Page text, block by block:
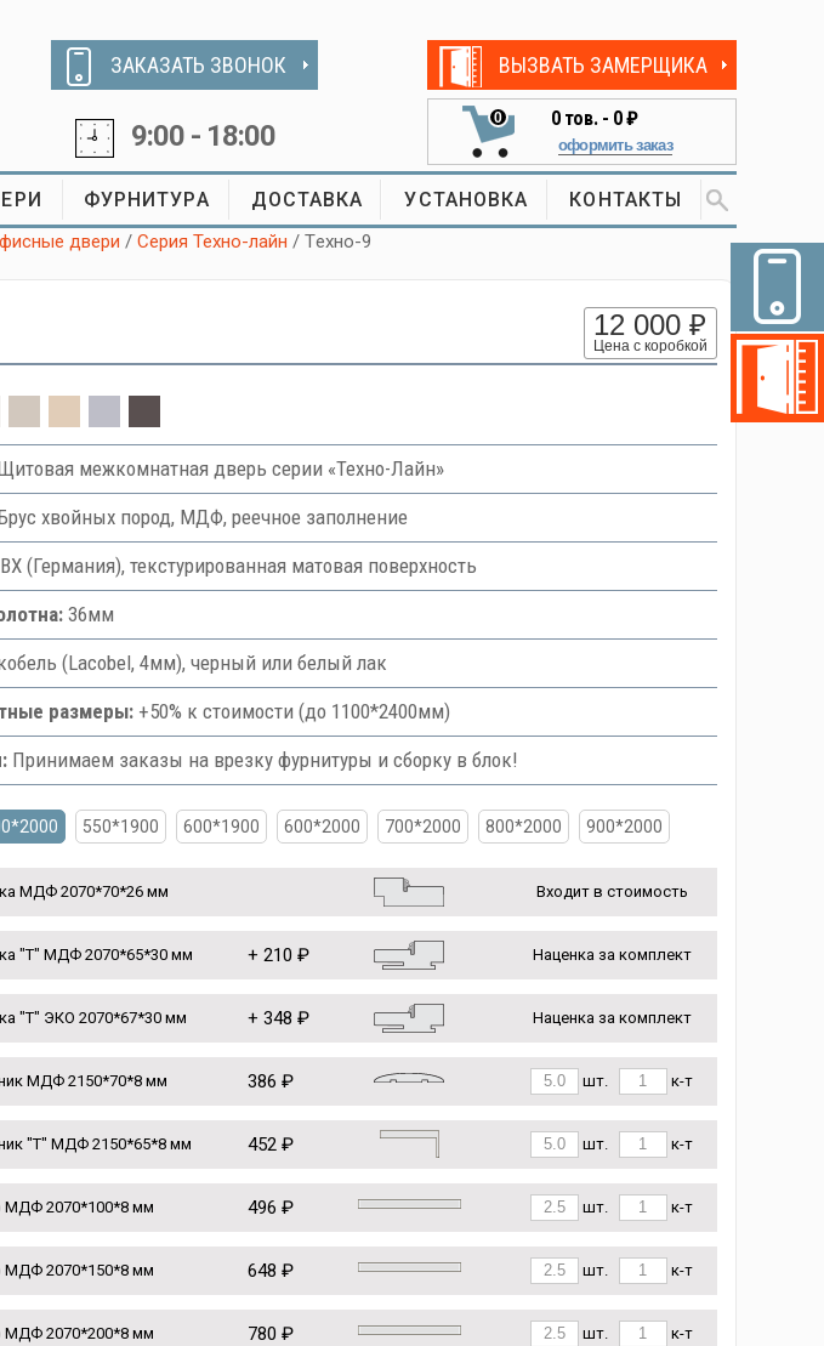
ЗАКАЗАТЬ ЗВОНОК
9:00 - 18:00
ВЫЗВАТЬ ЗАМЕРЩИКА
0 0тов. - 0 ₽
оформить заказ
ФУРНИТУРА ДОСТАВКА УСТАНОВКА КОНТАКТЫ
двери /Серия Техно-лайн / Tехно-9
12 000 ₽
Цена с коробкой
межкомнатная дверь серии «Техно-Лайн»
хвойных пород, МДФ, реечное заполнение
(Германия), текстурированная матовая поверхность
36мм
(Lacobel, 4мм), черный или белый лак
размеры:+50% к стоимости (до 1100*2400мм)
Принимаем заказы на врезку фурнитуры и сборку в блок!
550*1900 600*1900 600*2000 700*2000 800*2000 900*2000
МДФ 2070*70*26 мм Входит в стоимость
"Т" МДФ 2070*65*30 мм + 210 ₽ Наценка за комплект
"Т" ЭКО 2070*67*30 мм + 348 ₽ Наценка за комплект
МДФ 2150*70*8 мм 386 ₽ шт. к-т
"Т" МДФ 2150*65*8 мм 452 ₽ шт. к-т
МДФ 2070*100*8 мм 496 ₽ шт. к-т
МДФ 2070*150*8 мм 648 ₽ шт. к-т
МДФ 2070*200*8 мм 780 ₽ шт. к-т